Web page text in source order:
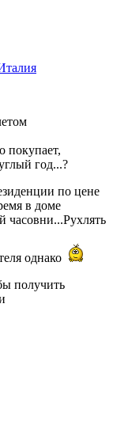
покупает,
год...?
по цене
в доме
часовни...Рухлять
однако
получить